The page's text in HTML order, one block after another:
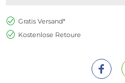
Gratis Versand*
Kostenlose Retoure